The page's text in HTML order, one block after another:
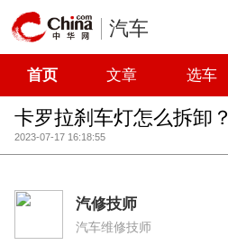
汽车
首页 文章 选车
卡罗拉刹车灯怎么拆卸？
2023-07-17 16:18:55
汽修技师
汽车维修技师